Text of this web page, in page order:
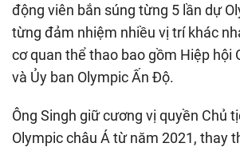
động viên bắn súng từng 5 lần dự
từng đảm nhiệm nhiều vị trí khác
cơ quan thể thao bao gồm Hiệp hội
và Ủy ban Olympic Ấn Độ.
Ông Singh giữ cương vị quyền Chủ
Olympic châu Á từ năm 2021, thay